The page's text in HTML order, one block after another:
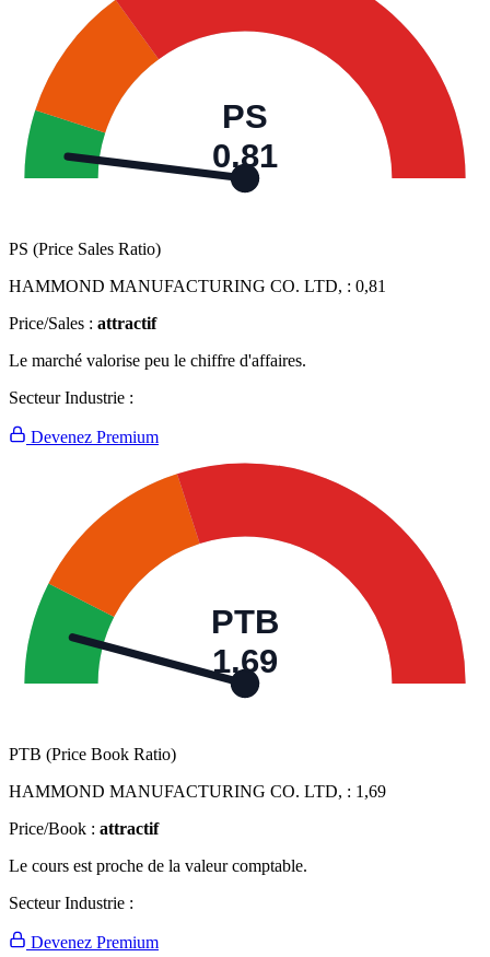
PS
0,81
PS (Price Sales Ratio)
HAMMOND MANUFACTURING CO. LTD, : 0,81
Price/Sales : attractif
Le marché valorise peu le chiffre d'affaires.
Secteur Industrie :
Devenez Premium
PTB
1,69
PTB (Price Book Ratio)
HAMMOND MANUFACTURING CO. LTD, : 1,69
Price/Book : attractif
Le cours est proche de la valeur comptable.
Secteur Industrie :
Devenez Premium